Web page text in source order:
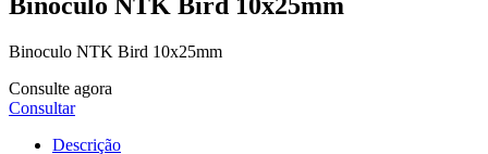
Binoculo NTK Bird 10x25mm
Binoculo NTK Bird 10x25mm
Consulte agora
Consultar
Descrição